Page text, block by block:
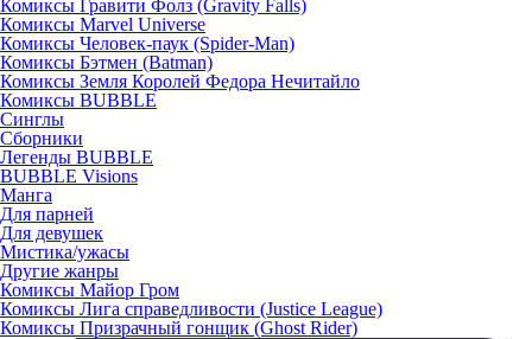
Комиксы Гравити Фолз (Gravity Falls)
Комиксы Marvel Universe
Комиксы Человек-паук (Spider-Man)
Комиксы Бэтмен (Batman)
Комиксы Земля Королей Федора Нечитайло
Комиксы BUBBLE
Синглы
Сборники
Легенды BUBBLE
BUBBLE Visions
Манга
Для парней
Для девушек
Мистика/ужасы
Другие жанры
Комиксы Майор Гром
Комиксы Лига справедливости (Justice League)
Комиксы Призрачный гонщик (Ghost Rider)